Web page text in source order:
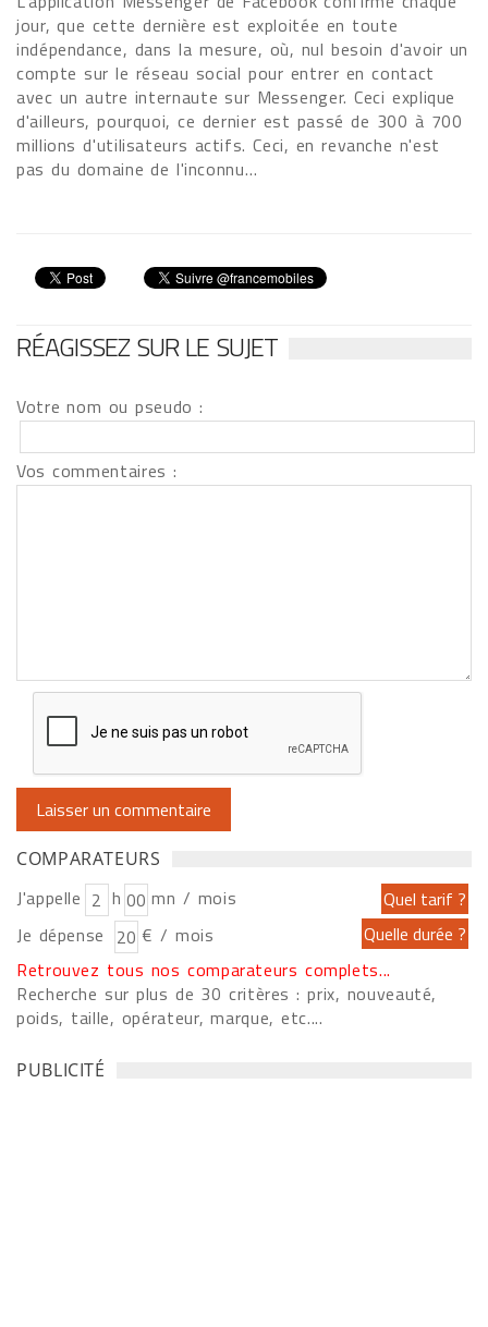
jour, que cette dernière est exploitée en toute
indépendance, dans la mesure, où, nul besoin d'avoir un
compte sur le réseau social pour entrer en contact
avec un autre internaute sur Messenger. Ceci explique
d'ailleurs, pourquoi, ce dernier est passé de 300 à 700
millions d'utilisateurs actifs. Ceci, en revanche n'est
pas du domaine de l'inconnu…
RÉAGISSEZ SUR LE SUJET
Votre nom ou pseudo :
Vos commentaires :
COMPARATEURS
J'appelle h
mn / mois
Je dépense
€ / mois
Retrouvez tous nos comparateurs complets...
Recherche sur plus de 30 critères : prix, nouveauté,
poids, taille, opérateur, marque, etc....
PUBLICITÉ